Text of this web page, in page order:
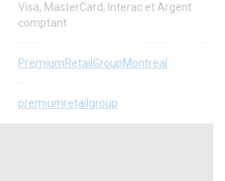
Visa, MasterCard, Interac et Argent
comptant
PremiumRetailGroupMontreal
premiumretailgroup